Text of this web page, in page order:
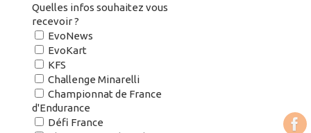
Quelles infos souhaitez vous
recevoir ?
EvoNews
EvoKart
KFS
Challenge Minarelli
Championnat de France
d'Endurance
Défi France